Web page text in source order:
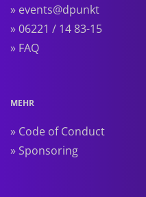
» events@dpunkt
» 06221 / 14 83-15
» FAQ
MEHR
» Code of Conduct
» Sponsoring